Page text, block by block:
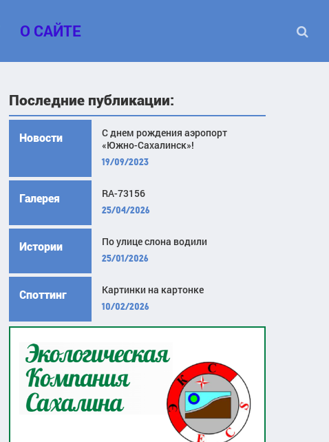
О САЙТЕ
Последние публикации:
Новости
С днем рождения аэропорт
«Южно-Сахалинск»!
19/09/2023
Галерея RA-73156
25/04/2026
Истории По улице слона водили
25/01/2026
Споттинг Картинки на картонке
10/02/2026